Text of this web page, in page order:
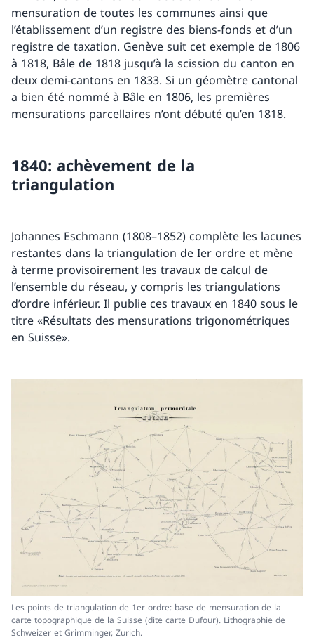
mensuration de toutes les communes ainsi que
l’établissement d’un registre des biens-fonds et d’un
registre de taxation. Genève suit cet exemple de 1806
à 1818, Bâle de 1818 jusqu’à la scission du canton en
deux demi-cantons en 1833. Si un géomètre cantonal
a bien été nommé à Bâle en 1806, les premières
mensurations parcellaires n’ont débuté qu’en 1818.
1840: achèvement de la
triangulation
Johannes Eschmann (1808–1852) complète les lacunes
restantes dans la triangulation de Ier ordre et mène
à terme provisoirement les travaux de calcul de
l’ensemble du réseau, y compris les triangulations
d’ordre inférieur. Il publie ces travaux en 1840 sous le
titre «Résultats des mensurations trigonométriques
en Suisse».
Les points de triangulation de 1er ordre: base de mensuration de la
carte topographique de la Suisse (dite carte Dufour). Lithographie de
Schweizer et Grimminger, Zurich.